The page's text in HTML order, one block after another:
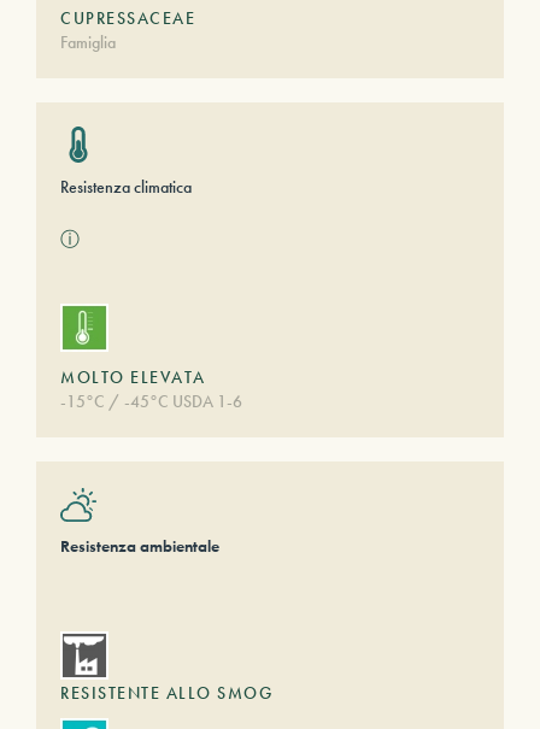
CUPRESSACEAE
Famiglia
Resistenza climatica
ⓘ
MOLTO ELEVATA
-15°C / -45°C USDA 1-6
Resistenza ambientale
RESISTENTE ALLO SMOG